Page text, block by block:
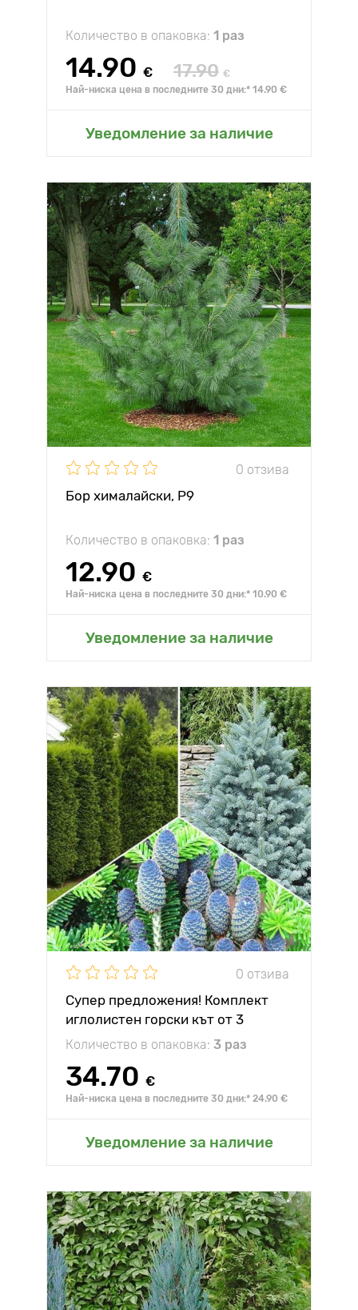
Количество в опаковка: 1 раз
14.90 € 17.90 €
Най-ниска цена в последните 30 дни:* 14.90 €
Уведомление за наличие
0 отзива
Бор хималайски, Р9
Количество в опаковка: 1 раз
12.90 €
Най-ниска цена в последните 30 дни:* 10.90 €
Уведомление за наличие
0 отзива
Супер предложения! Комплект
иглолистен горски кът от 3
разсада
Количество в опаковка: 3 раз
34.70 €
Най-ниска цена в последните 30 дни:* 24.90 €
Уведомление за наличие